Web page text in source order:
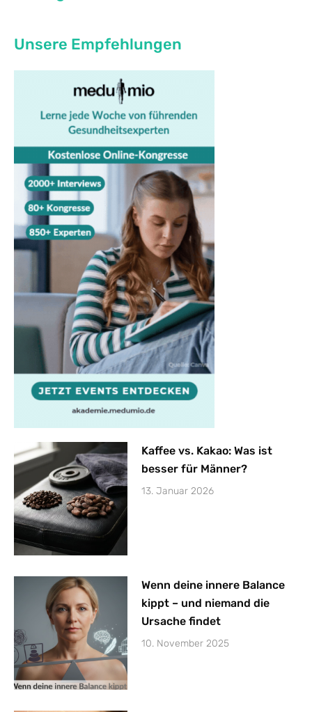
Unsere Empfehlungen
Kaffee vs. Kakao: Was ist
besser für Männer?
13. Januar 2026
Wenn deine innere Balance
kippt – und niemand die
Ursache findet
10. November 2025